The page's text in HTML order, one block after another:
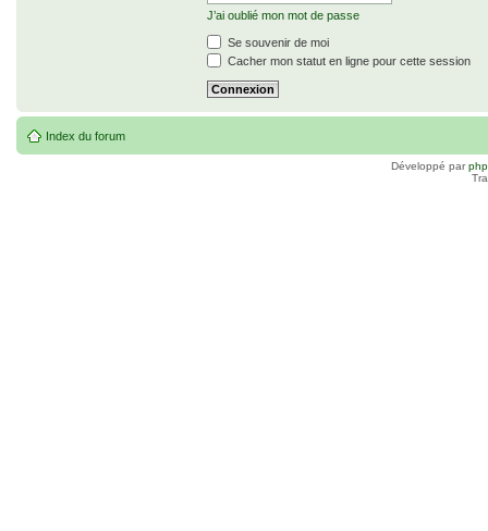
J’ai oublié mon mot de passe
Se souvenir de moi
Cacher mon statut en ligne pour cette session
Index du forum
Développé par